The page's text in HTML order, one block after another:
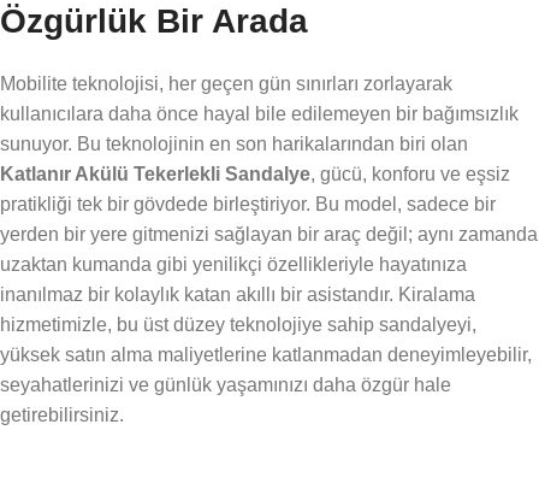
Özgürlük Bir Arada
Mobilite teknolojisi, her geçen gün sınırları zorlayarak
kullanıcılara daha önce hayal bile edilemeyen bir bağımsızlık
sunuyor. Bu teknolojinin en son harikalarından biri olan
Katlanır Akülü Tekerlekli Sandalye, gücü, konforu ve eşsiz
pratikliği tek bir gövdede birleştiriyor. Bu model, sadece bir
yerden bir yere gitmenizi sağlayan bir araç değil; aynı zamanda
uzaktan kumanda gibi yenilikçi özellikleriyle hayatınıza
inanılmaz bir kolaylık katan akıllı bir asistandır. Kiralama
hizmetimizle, bu üst düzey teknolojiye sahip sandalyeyi,
yüksek satın alma maliyetlerine katlanmadan deneyimleyebilir,
seyahatlerinizi ve günlük yaşamınızı daha özgür hale
getirebilirsiniz.